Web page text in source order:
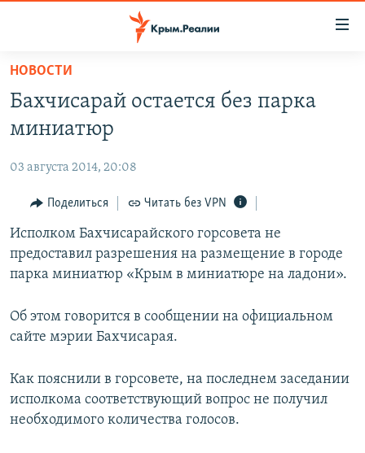
Вернуться
основному
содержанию
навигации
Вернутся
поиску
СПЕЦПРОЕКТЫ
КАРТА ВОЕННЫХ ОБЪЕКТОВ КРЫМА
11 ЛЕТ ОККУПАЦИИ КРЫМА. 11 ИСТОРИЙ СОПРОТИВЛЕНИЯ
ИСТОРИЯ
ЕЩЕ
ИНТЕРАКТИВ
ИНФОГРАФИКА
СОВЕТЫ ПРАВОЗАЩИТНИКОВ
ПОБЕДИТЕЛЕЙ НЕ СУДЯТ?
КРЫМ.НЕПОКОРЕННЫЙ
РАДІО СВОБОДА
КАК ОБОЙТИ БЛОКИРОВКУ
Українською
Qırımtatar
ПРИСОЕДИНЯЙТЕСЬ!
НОВОСТИ
Бахчисарай остается без парка
миниатюр
03 августа 2014, 20:08
Поделиться Читать без VPN
Исполком Бахчисарайского горсовета не
предоставил разрешения на размещение в городе
парка миниатюр «Крым в миниатюре на ладони».
Об этом говорится в сообщении на официальном
сайте мэрии Бахчисарая.
Как пояснили в горсовете, на последнем заседании
исполкома соответствующий вопрос не получил
необходимого количества голосов.